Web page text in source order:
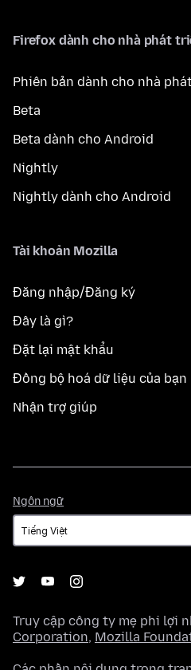
Firefox dành cho nhà phát
Phiên bản dành cho nhà
Beta
Beta dành cho Android
Nightly
Nightly dành cho Android
Tài khoản Mozilla
Đăng nhập/Đăng ký
Đây là gì?
Đặt lại mật khẩu
Đồng bộ hoá dữ liệu của bạn
Nhận trợ giúp
Ngôn ngữ
ngữ
Truy cập công ty mẹ phi lợi
Corporation, Mozilla